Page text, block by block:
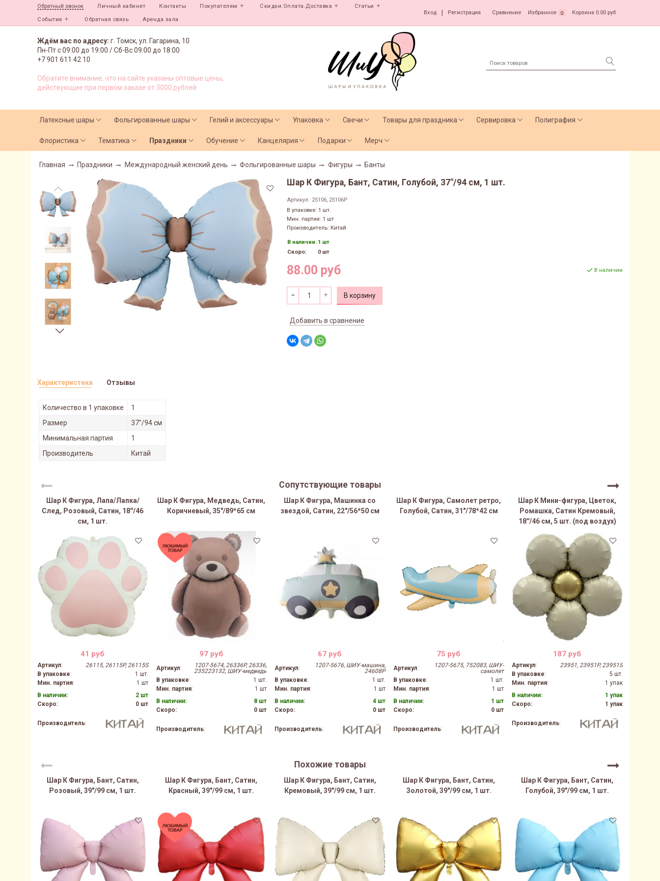
Обратный звонок Личный кабинет Контакты Покупателям Скидки.Оплата.Доставка Статьи
События Обратная связь Аренда зала
Вход Регистрация Сравнение Избранное 0 Корзина 0.00 руб
Ждём вас по адресу: г. Томск, ул. Гагарина, 10
Пн-Пт с09:00 до 19:00 /Сб-Вс 09:00 до 18:00
+7 901 611 42 10
Обратите внимание, что на сайте указаны оптовые цены,
действующие при первом заказе от 3000 рублей.
Латексные шары Фольгированные шары Гелий и аксессуары Упаковка Свечи Товары для праздника Сервировка Полиграфия
Флористика Тематика Праздники Обучение Канцелярия Подарки Мерч
Главная Праздники Международный женский день Фольгированные шары Фигуры Банты
Шар К Фигура, Бант, Сатин, Голубой, 37"/94 см, 1 шт.
Артикул: 25106, 25106P
В упаковке: 1 шт.
Мин. партия: 1 шт
Производитель: Китай
В наличии: 1 шт
Скоро:
0 шт
88.00 руб В наличии
В корзину
Добавить в сравнение
Характеристики
Количество в 1 упаковке
1
Размер
37"/94 см
Минимальная партия
1
Производитель
Китай
Отзывы
Сопутствующие товары
Шар К Фигура, Лапа/Лапка/
След, Розовый, Сатин, 18''/46
см, 1 шт.
41 руб
Артикул:
26115, 26115P, 26115S
В упаковке:
1 шт.
Мин. партия:
1 шт
В наличии:
2 шт
Скоро:
0 шт
Производитель:
Шар К Фигура, Медведь, Сатин,
Коричневый, 35"/89*65 см
97 руб
Артикул:
1207-5674, 26336P, 26336,
235223132, ШИУ-медведь
В упаковке:
1 шт.
Мин. партия:
1 шт
В наличии:
8 шт
Скоро:
0 шт
Производитель:
Шар К Фигура, Машинка со
звездой, Сатин, 22"/56*50 см
67 руб
Артикул:
1207-5676, ШИУ-машина,
24608P
В упаковке:
1 шт.
Мин. партия:
1 шт
В наличии:
4 шт
Скоро:
0 шт
Производитель:
Шар К Фигура, Самолет ретро,
Голубой, Сатин, 31"/78*42 см
75 руб
Артикул:
1207-5675, 752083, ШИУ-
самолет
В упаковке:
1 шт.
Мин. партия:
1 шт
В наличии:
1 шт
Скоро:
0 шт
Производитель:
Шар К Мини-фигура, Цветок,
Ромашка, Сатин Кремовый,
18''/46 см, 5 шт. (под воздух)
187 руб
Артикул:
23951, 23951P, 23951S
В упаковке:
5 шт.
Мин. партия:
1 упак
В наличии:
1 упак
Скоро:
1 упак
Производитель:
Похожие товары
Шар К Фигура, Бант, Сатин,
Розовый, 39"/99 см, 1 шт.
Шар К Фигура, Бант, Сатин,
Красный, 39"/99 см, 1 шт.
Шар К Фигура, Бант, Сатин,
Кремовый, 39"/99 см, 1 шт.
Шар К Фигура, Бант, Сатин,
Золотой, 39"/99 см, 1 шт.
Шар К Фигура, Бант, Сатин,
Голубой, 39"/99 см, 1 шт.